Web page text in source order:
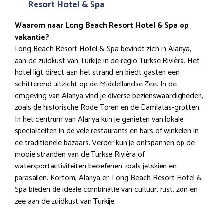
Resort Hotel & Spa
Waarom naar Long Beach Resort Hotel & Spa op
vakantie?
Long Beach Resort Hotel & Spa bevindt zich in Alanya,
aan de zuidkust van Turkije in de regio Turkse Rivièra. Het
hotel ligt direct aan het strand en biedt gasten een
schitterend uitzicht op de Middellandse Zee. In de
omgeving van Alanya vind je diverse bezienswaardigheden,
zoals de historische Rode Toren en de Damlatas-grotten.
In het centrum van Alanya kun je genieten van lokale
specialiteiten in de vele restaurants en bars of winkelen in
de traditionele bazaars. Verder kun je ontspannen op de
mooie stranden van de Turkse Rivièra of
watersportactiviteiten beoefenen zoals jetskiën en
parasailen. Kortom, Alanya en Long Beach Resort Hotel &
Spa bieden de ideale combinatie van cultuur, rust, zon en
zee aan de zuidkust van Turkije.